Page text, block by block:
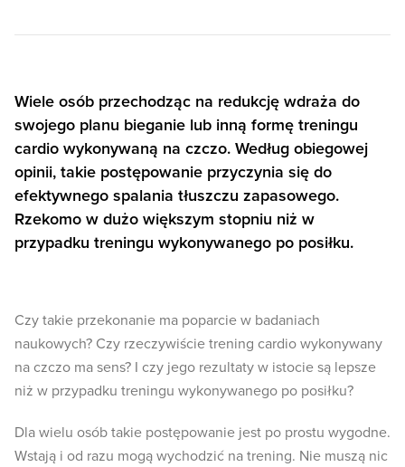
Wiele osób przechodząc na redukcję wdraża do
swojego planu bieganie lub inną formę treningu
cardio wykonywaną na czczo. Według obiegowej
opinii, takie postępowanie przyczynia się do
efektywnego spalania tłuszczu zapasowego.
Rzekomo w dużo większym stopniu niż w
przypadku treningu wykonywanego po posiłku.
Czy takie przekonanie ma poparcie w badaniach
naukowych? Czy rzeczywiście trening cardio wykonywany
na czczo ma sens? I czy jego rezultaty w istocie są lepsze
niż w przypadku treningu wykonywanego po posiłku?
Dla wielu osób takie postępowanie jest po prostu wygodne.
Wstają i od razu mogą wychodzić na trening. Nie muszą nic